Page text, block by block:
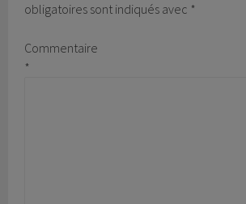
obligatoires sont indiqués avec *
Commentaire
*